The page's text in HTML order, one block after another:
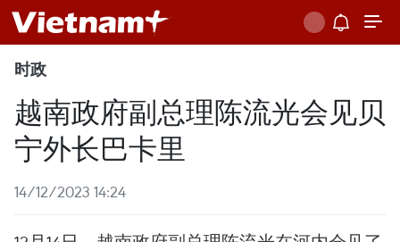
时政
越南政府副总理陈流光会见贝
宁外长巴卡里
14/12/2023 14:24